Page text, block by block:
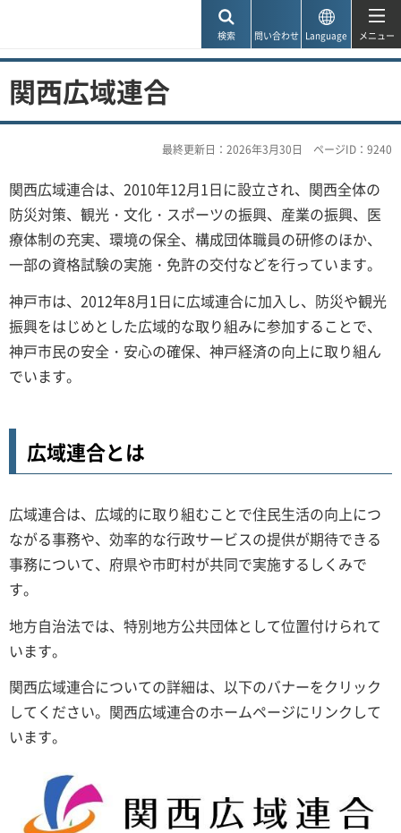
検索 問い合わせ Language メニュー
関西広域連合
最終更新日：2026年3月30日 ページID：9240
関西広域連合は、2010年12月1日に設立され、関西全体の
防災対策、観光・文化・スポーツの振興、産業の振興、医
療体制の充実、環境の保全、構成団体職員の研修のほか、
一部の資格試験の実施・免許の交付などを行っています。
神戸市は、2012年8月1日に広域連合に加入し、防災や観光
振興をはじめとした広域的な取り組みに参加することで、
神戸市民の安全・安心の確保、神戸経済の向上に取り組ん
でいます。
広域連合とは
広域連合は、広域的に取り組むことで住民生活の向上につ
ながる事務や、効率的な行政サービスの提供が期待できる
事務について、府県や市町村が共同で実施するしくみで
す。
地方自治法では、特別地方公共団体として位置付けられて
います。
関西広域連合についての詳細は、以下のバナーをクリック
してください。関西広域連合のホームページにリンクして
います。